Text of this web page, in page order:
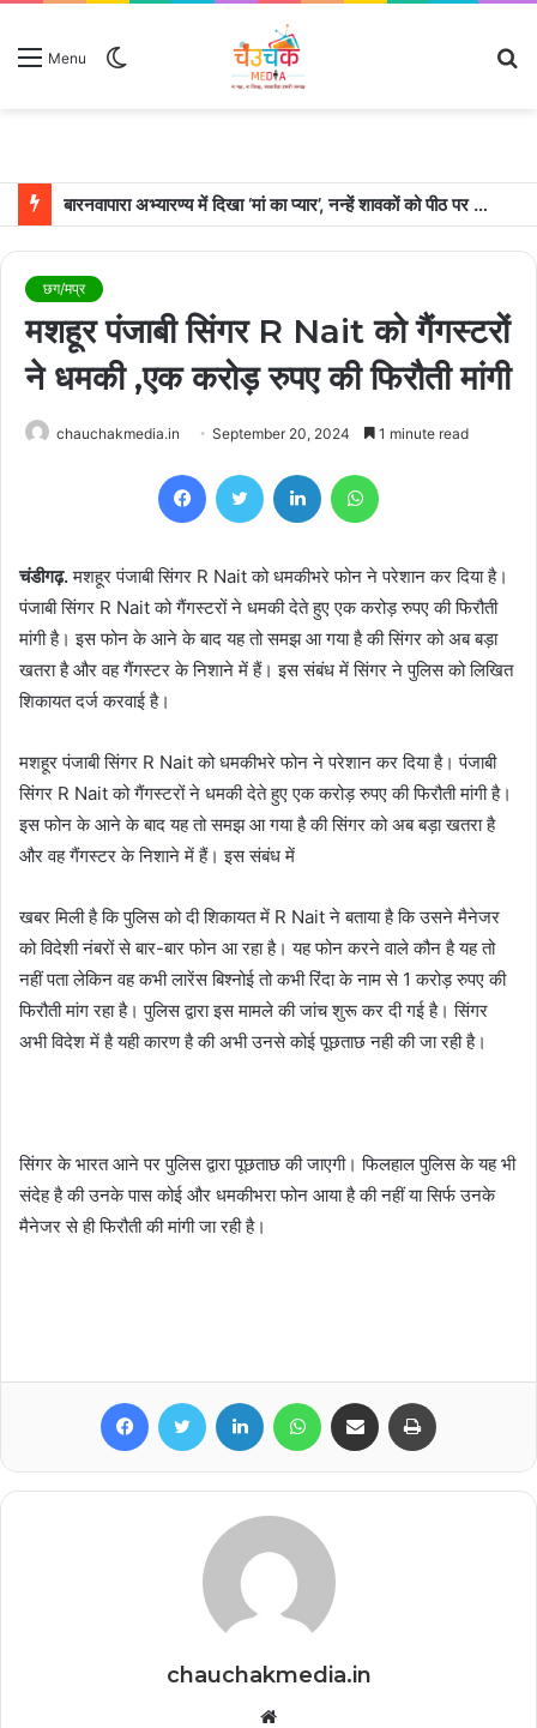
Menu
बारनवापारा अभ्यारण्य में दिखा ‘मां का प्यार’, नन्हें शावकों को पीठ पर बैठाकर घूमती दिखी मादा भालू
छग/मप्र
मशहूर पंजाबी सिंगर R Nait को गैंगस्टरों
ने धमकी ,एक करोड़ रुपए की फिरौती मांगी
chauchakmedia.in September 20, 2024 1 minute read
FacebookTwitter LinkedIn
चंडीगढ़.मशहूर पंजाबी सिंगर R Nait को धमकीभरे फोन ने परेशान कर दिया है।
पंजाबी सिंगर R Nait को गैंगस्टरों ने धमकी देते हुए एक करोड़ रुपए की फिरौती
मांगी है। इस फोन के आने के बाद यह तो समझ आ गया है की सिंगर को अब बड़ा
खतरा है और वह गैंगस्टर के निशाने में हैं। इस संबंध में सिंगर ने पुलिस को लिखित
शिकायत दर्ज करवाई है।
मशहूर पंजाबी सिंगर R Nait को धमकीभरे फोन ने परेशान कर दिया है। पंजाबी
सिंगर R Nait को गैंगस्टरों ने धमकी देते हुए एक करोड़ रुपए की फिरौती मांगी है।
इस फोन के आने के बाद यह तो समझ आ गया है की सिंगर को अब बड़ा खतरा है
और वह गैंगस्टर के निशाने में हैं। इस संबंध में
खबर मिली है कि पुलिस को दी शिकायत में R Nait ने बताया है कि उसने मैनेजर
को विदेशी नंबरों से बार-बार फोन आ रहा है। यह फोन करने वाले कौन है यह तो
नहीं पता लेकिन वह कभी लारेंस बिश्नोई तो कभी रिंदा के नाम से 1 करोड़ रुपए की
फिरौती मांग रहा है। पुलिस द्वारा इस मामले की जांच शुरू कर दी गई है। सिंगर
अभी विदेश में है यही कारण है की अभी उनसे कोई पूछताछ नही की जा रही है।
सिंगर के भारत आने पर पुलिस द्वारा पूछताछ की जाएगी। फिलहाल पुलिस के यह भी
संदेह है की उनके पास कोई और धमकीभरा फोन आया है की नहीं या सिर्फ उनके
मैनेजर से ही फिरौती की मांगी जा रही है।
FacebookTwitter LinkedIn WhatsAppShare via Email
chauchakmedia.in
Website